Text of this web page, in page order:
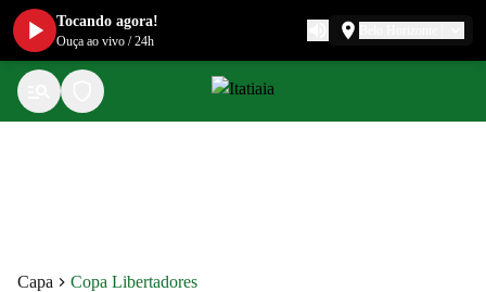
Capa Copa Libertadores
Tocando agora!
Ouça ao vivo /24h